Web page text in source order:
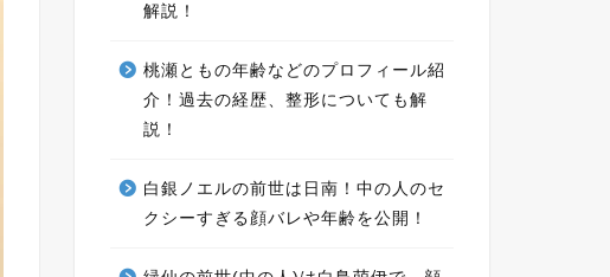
解説！
桃瀬ともの年齢などのプロフィール紹
介！過去の経歴、整形についても解
説！
白銀ノエルの前世は日南！中の人のセ
クシーすぎる顔バレや年齢を公開！